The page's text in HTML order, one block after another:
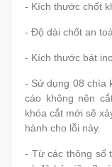
- Kích thước chốt
- Độ dài chốt an
- Kích thước bát
- Sử dụng 08 chìa
cáo không nên
khóa cắt mới sẽ
hành cho lỗi này.
- Từ các thông số